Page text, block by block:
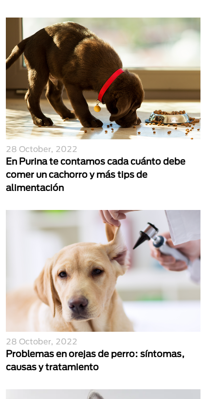
28 October, 2022
En Purina te contamos cada cuánto debe
comer un cachorro y más tips de
alimentación
28 October, 2022
Problemas en orejas de perro: síntomas,
causas y tratamiento